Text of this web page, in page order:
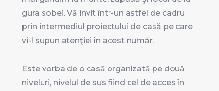
gura sobei. Vă invit într-un astfel de cadru
prin intermediul proiectului de casă pe care
vi-l supun atenţiei în acest număr.
Este vorba de o casă organizată pe două
niveluri, nivelul de sus fiind cel de acces în